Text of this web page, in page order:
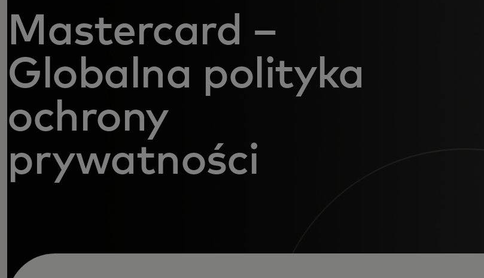
Mastercard –
Globalna polityka
ochrony
prywatności